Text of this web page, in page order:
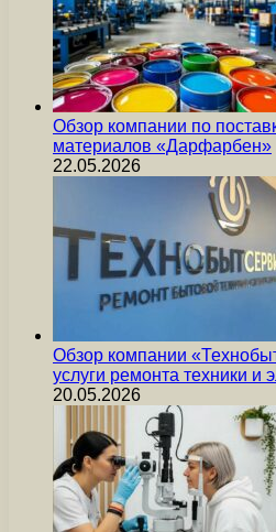
Обзор компании по
материалов «Дарфарбен»
22.05.2026
Обзор компании
услуги ремонта техники и
20.05.2026